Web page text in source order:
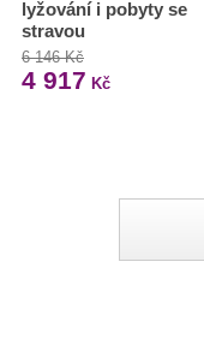
lyžování i pobyty se
stravou
6 146 Kč
4 917 Kč